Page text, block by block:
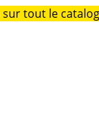
sur tout le